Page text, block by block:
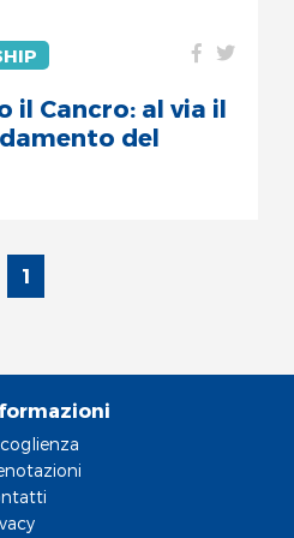
il Cancro: al via il
del
1